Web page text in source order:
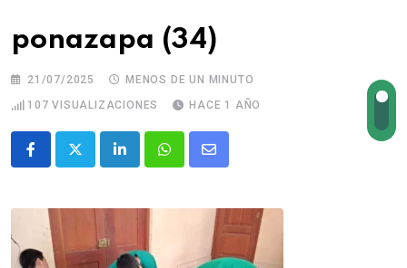
ponazapa (34)
21/07/2025
MENOS DE UN MINUTO
107 VISUALIZACIONES HACE 1 AÑO